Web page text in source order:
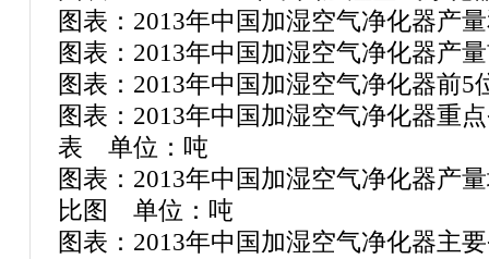
图表：2013年中国加湿空气净化器产
图表：2013年中国加湿空气净化器
图表：2013年中国加湿空气净化器前5
图表：2013年中国加湿空气净化器重
表 单位：吨
图表：2013年中国加湿空气净化器产
比图 单位：吨
图表：2013年中国加湿空气净化器